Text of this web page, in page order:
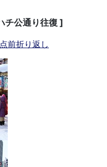
チ公通り往復 ]
前折り返し